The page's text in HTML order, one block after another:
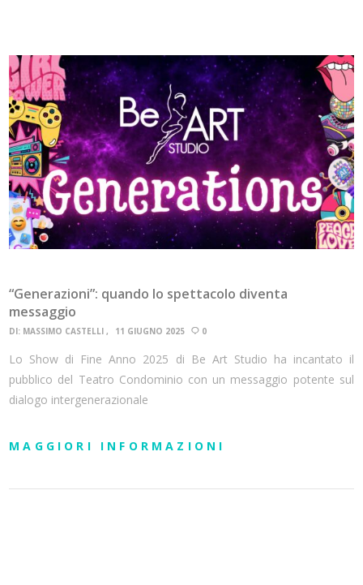
“Generazioni”: quando lo spettacolo diventa
messaggio
DI: MASSIMO CASTELLI 11 GIUGNO 2025 0
Lo Show di Fine Anno 2025 di Be Art Studio ha incantato il
pubblico del Teatro Condominio con un messaggio potente sul
dialogo intergenerazionale
MAGGIORI INFORMAZIONI